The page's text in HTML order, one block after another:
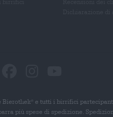
Bierothek
e tutti i birrifici
più spese di spedizione.